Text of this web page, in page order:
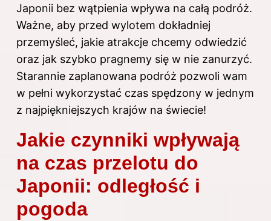
Japonii bez wątpienia wpływa na całą podróż.
Ważne, aby przed wylotem dokładniej
przemyśleć, jakie atrakcje chcemy odwiedzić
oraz jak szybko pragnemy się w nie zanurzyć.
Starannie zaplanowana podróż pozwoli wam
w pełni wykorzystać czas spędzony w jednym
z najpiękniejszych krajów na świecie!
Jakie czynniki wpływają
na czas przelotu do
Japonii: odległość i
pogoda